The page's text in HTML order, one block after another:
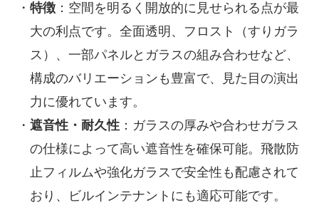
特徴：空間を明るく開放的に見せられる点が最
大の利点です。全面透明、フロスト（すりガラ
ス）、一部パネルとガラスの組み合わせなど、
構成のバリエーションも豊富で、見た目の演出
力に優れています。
遮音性・耐久性：ガラスの厚みや合わせガラス
の仕様によって高い遮音性を確保可能。飛散防
止フィルムや強化ガラスで安全性も配慮されて
おり、ビルインテナントにも適応可能です。